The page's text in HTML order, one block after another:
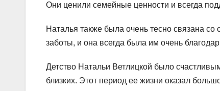
Они ценили семейные ценности и всегда
Наталья также была очень тесно связана
заботы, и она всегда была им очень
Детство Натальи Ветлицкой было
близких. Этот период ее жизни оказал